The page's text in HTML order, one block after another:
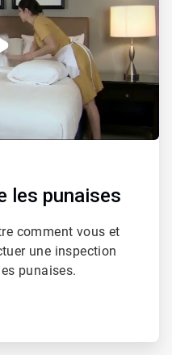
les punaises
comment vous et
une inspection
punaises.